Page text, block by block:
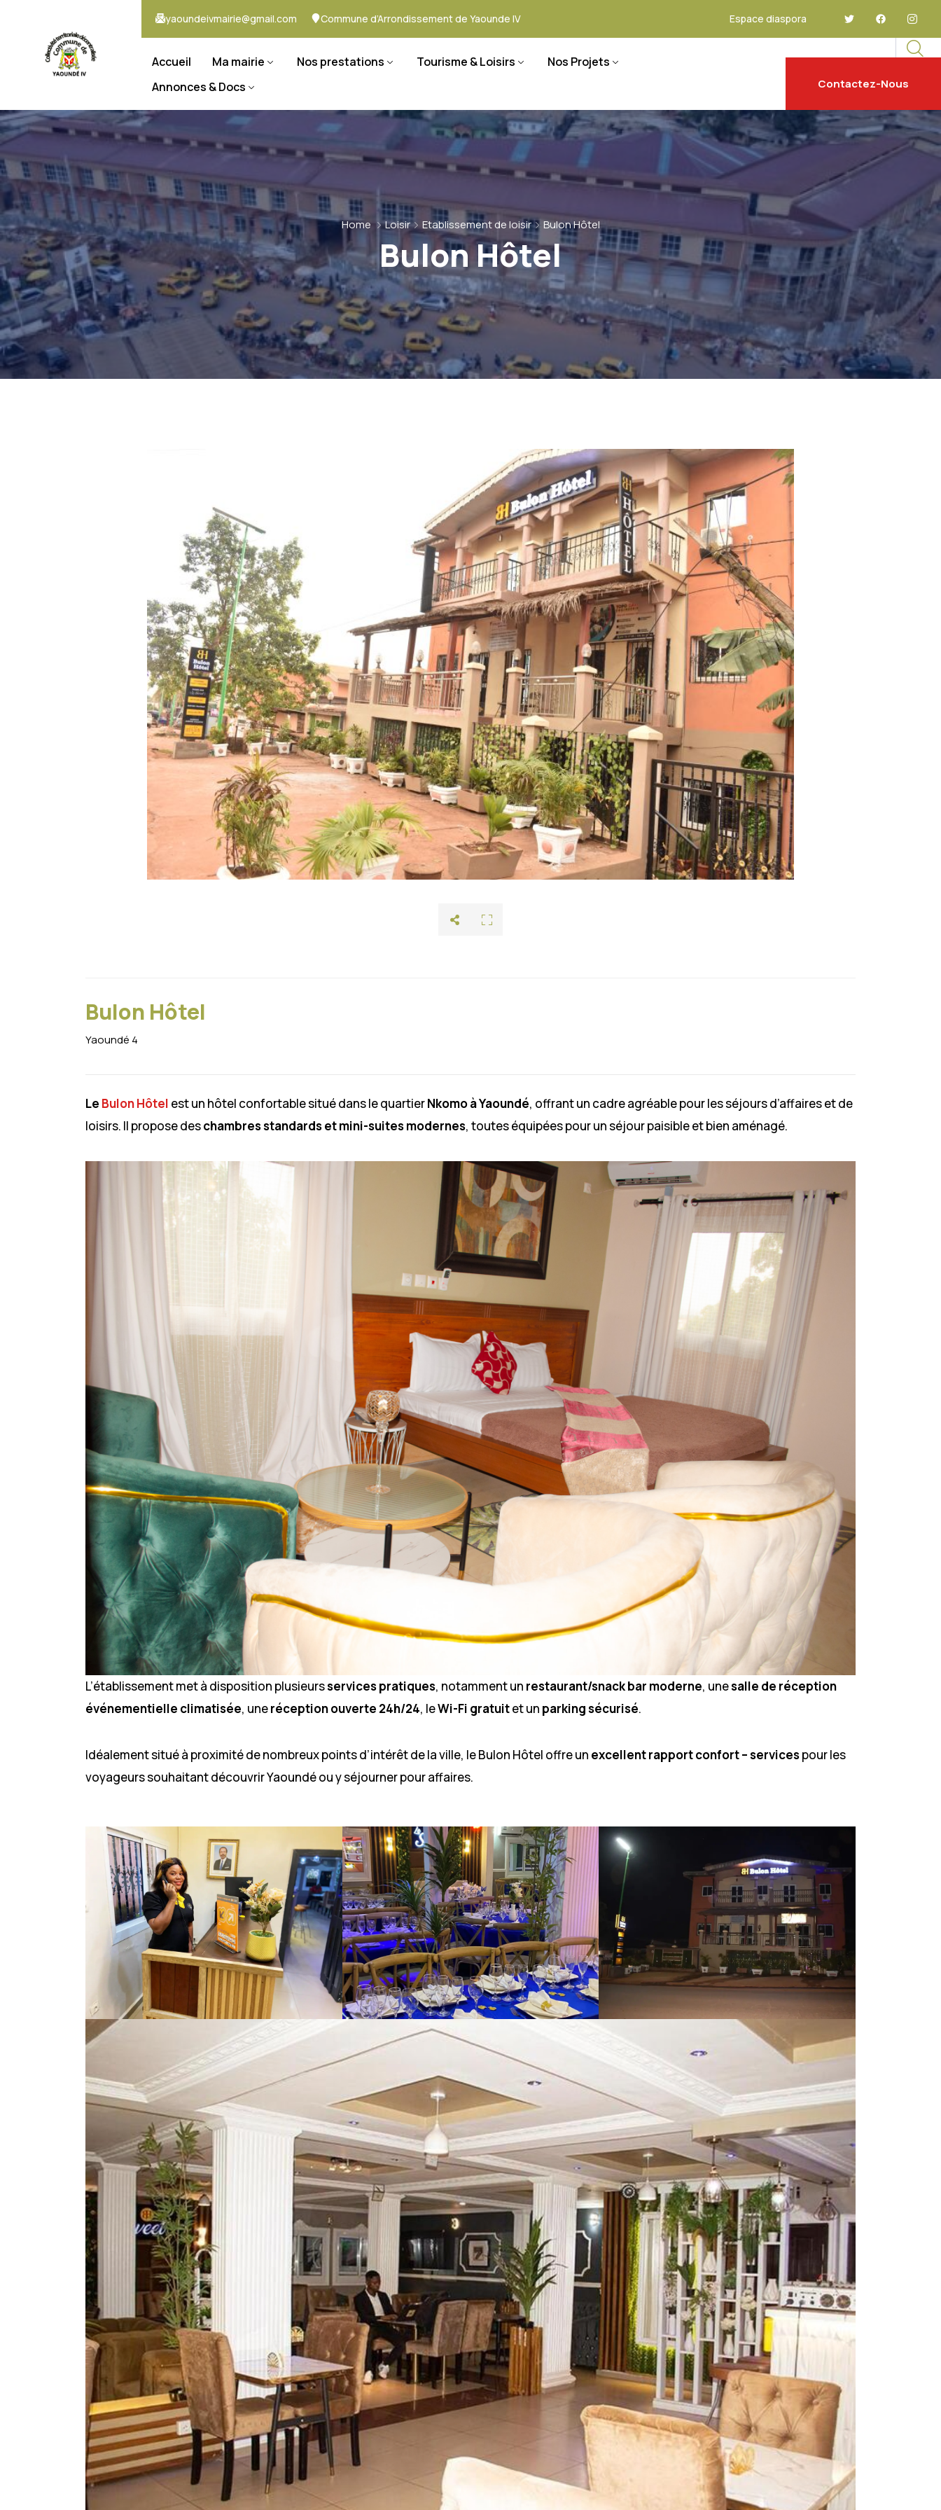
yaoundeivmairie@gmail.com Commune d’Arrondissement de Yaounde IV Espace diaspora
Accueil Ma mairie Nos prestations Tourisme & Loisirs
Nos Projets
Annonces & Docs
Contactez-Nous
Home Loisir Etablissement de loisir Bulon Hôtel
Bulon Hôtel
Bulon Hôtel
Yaoundé 4
Le Bulon Hôtel est un hôtel confortable situé dans le quartierNkomo à Yaoundé, offrant un cadre agréable pour les séjours d’affaires et de
loisirs. Il propose deschambres standards et mini-suites modernes, toutes équipées pour un séjour paisible et bien aménagé.
L’établissement met à disposition plusieursservices pratiques, notamment un restaurant/snack bar moderne, unesalle de réception
événementielle climatisée, uneréception ouverte 24h/24, leWi-Fi gratuitet un parking sécurisé.
Idéalement situé à proximité de nombreux points d’intérêt de la ville, le Bulon Hôtel offre un excellent rapport confort – servicespour les
voyageurs souhaitant découvrir Yaoundé ou y séjourner pour affaires.